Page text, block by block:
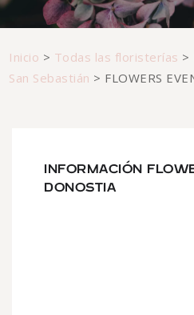
Inicio > Todas las floristerías >
San Sebastián > FLOWERS
INFORMACIÓN
DONOSTIA